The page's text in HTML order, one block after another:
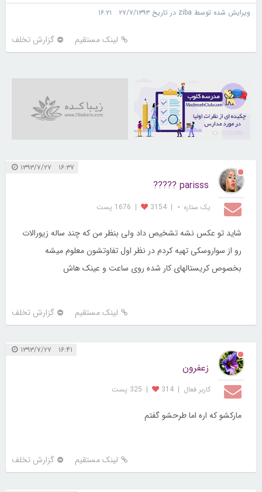
ویرایش شده توسط ziba در تاریخ ۲۷/۷/۱۳۹۳ ۱۶:۲۱
لینک مستقیم گزارش تخلف
۱۶:۳۷ ۱۳۹۳/۷/۲۷
parisss ?????
یک ستاره ⋆ |
3154
| 1676 پست
شاید تو عکس نشه تشخیص داد ولی بنظر من که چند ساله زیورالات
رو از سواروسکی تهیه کردم در نظر اول تفاوتشون معلوم میشه
بخصوص کریستالهای کار شده روی ساعت و عینک هاش
لینک مستقیم گزارش تخلف
۱۶:۴۱ ۱۳۹۳/۷/۲۷
زعفرون
کاربر فعال |
314
| 325 پست
مارکشو که اره اما طرحشو گفتم
لینک مستقیم گزارش تخلف